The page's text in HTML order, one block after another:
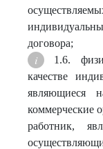
договора;
1.6.
качестве
являющиеся
коммерческие
работник,